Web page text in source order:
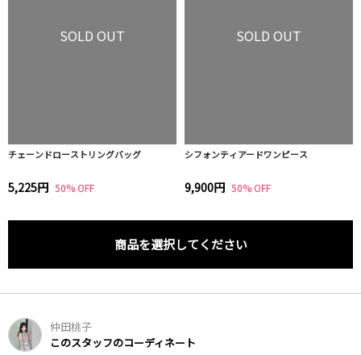
SOLD OUT
チェーンドローストリングバッグ
5,225円 50% OFF
SOLD OUT
シフォンティアードワンピース
9,900円 50% OFF
商品を選択してください
仲田桃子
このスタッフのコーディネート